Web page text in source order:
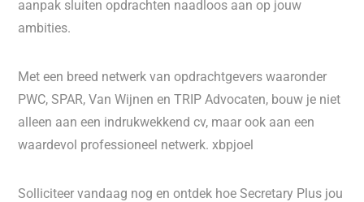
aanpak sluiten opdrachten naadloos aan op jouw
ambities.
Met een breed netwerk van opdrachtgevers waaronder
PWC, SPAR, Van Wijnen en TRIP Advocaten, bouw je niet
alleen aan een indrukwekkend cv, maar ook aan een
waardevol professioneel netwerk. xbpjoel
Solliciteer vandaag nog en ontdek hoe Secretary Plus jou